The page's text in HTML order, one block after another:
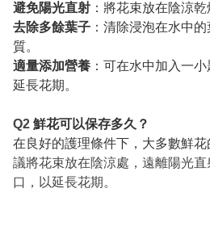
避免陽光直射 ：將花束放在陰涼
去除多餘葉子 ：清除浸泡在水中
質。
適量添加營養 ：可在水中加入一
延長花期。
Q2 鮮花可以保存多久？
在良好的護理條件下，大多數鮮
議將花束放在陰涼處，遠離陽光
口，以延長花期。